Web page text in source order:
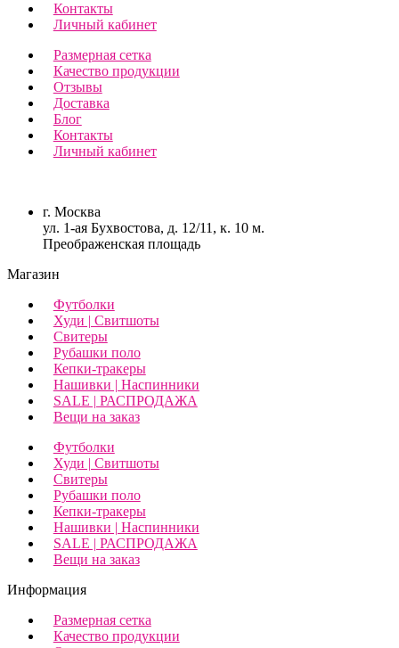
Контакты
Личный кабинет
Размерная сетка
Качество продукции
Отзывы
Доставка
Блог
Контакты
Личный кабинет
г. Москва
ул. 1-ая Бухвостова, д. 12/11, к. 10 м.
Преображенская площадь
Магазин
Футболки
Худи | Свитшоты
Свитеры
Рубашки поло
Кепки-тракеры
Нашивки | Наспинники
SALE | РАСПРОДАЖА
Вещи на заказ
Футболки
Худи | Свитшоты
Свитеры
Рубашки поло
Кепки-тракеры
Нашивки | Наспинники
SALE | РАСПРОДАЖА
Вещи на заказ
Информация
Размерная сетка
Качество продукции